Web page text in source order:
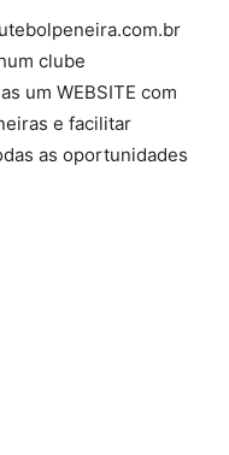
clube
um WEBSITE com
e facilitar
as oportunidades